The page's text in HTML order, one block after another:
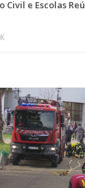
Civil e Escolas